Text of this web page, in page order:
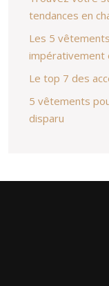
tendances en
Les 5
impérativement
Le top 7 des
5 vêtements
disparu